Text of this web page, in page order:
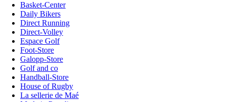
Basket-Center
Daily Bikers
Direct Running
Direct-Volley
Espace Golf
Foot-Store
Galopp-Store
Golf and co
Handball-Store
House of Rugby
La sellerie de Maé